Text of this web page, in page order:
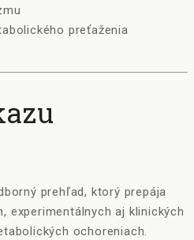
preťaženia
prehľad, ktorý prepája
experimentálnych aj klinických
ochoreniach.